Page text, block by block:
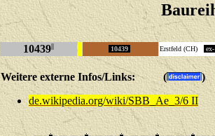
10439 10439 Erstfeld (CH)
Weitere externe Infos/Links: (
)
de.wikipedia.org/wiki/SBB_Ae_3/6 II